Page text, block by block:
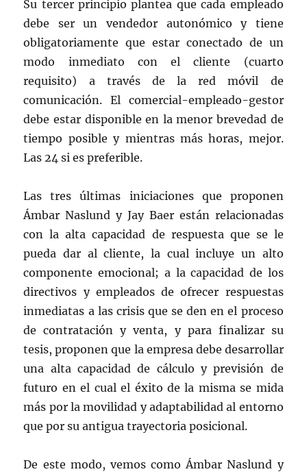
Su tercer principio plantea que cada empleado
debe ser un vendedor autonómico y tiene
obligatoriamente que estar conectado de un
modo inmediato con el cliente (cuarto
requisito) a través de la red móvil de
comunicación. El comercial-empleado-gestor
debe estar disponible en la menor brevedad de
tiempo posible y mientras más horas, mejor.
Las 24 si es preferible.
Las tres últimas iniciaciones que proponen
Ámbar Naslund y Jay Baer están relacionadas
con la alta capacidad de respuesta que se le
pueda dar al cliente, la cual incluye un alto
componente emocional; a la capacidad de los
directivos y empleados de ofrecer respuestas
inmediatas a las crisis que se den en el proceso
de contratación y venta, y para finalizar su
tesis, proponen que la empresa debe desarrollar
una alta capacidad de cálculo y previsión de
futuro en el cual el éxito de la misma se mida
más por la movilidad y adaptabilidad al entorno
que por su antigua trayectoria posicional.
De este modo, vemos como Ámbar Naslund y